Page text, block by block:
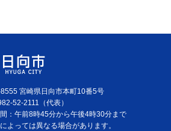
宮崎県日向市本町10番5号
52-2111（代表）
：午前8時45分から午後4時30分まで
よっては異なる場合があります。